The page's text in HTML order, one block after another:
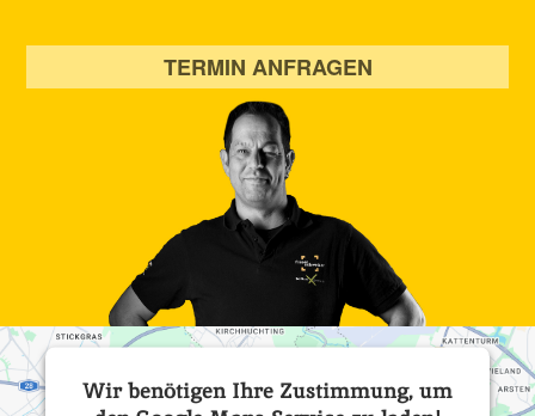
TERMIN ANFRAGEN
Wir benötigen Ihre Zustimmung, um